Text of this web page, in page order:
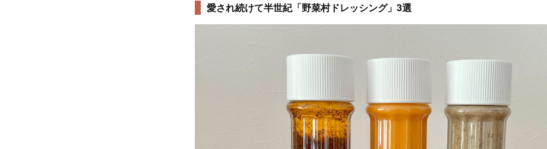
愛され続けて半世紀「野菜村ドレッシング」3選